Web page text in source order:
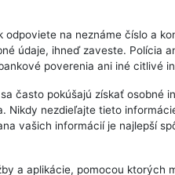
odpoviete na neznáme číslo a
údaje, ihneď zaveste. Polícia
poverenia ani iné citlivé
často pokúšajú získať osobné
Nikdy nezdieľajte tieto
vašich informácií je najlepší
a aplikácie, pomocou ktorých